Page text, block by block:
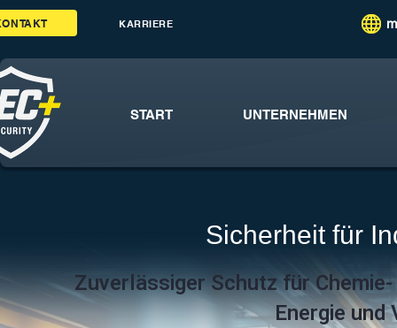
KARRIERE
START UNTERNEHMEN
Sicherheit für
Zuverlässiger Schutz für
Energie